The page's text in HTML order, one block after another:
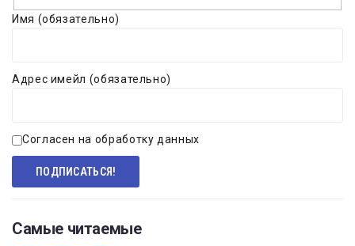
Имя (обязательно)
Адрес имейл (обязательно)
Согласен на обработку данных
Самые читаемые